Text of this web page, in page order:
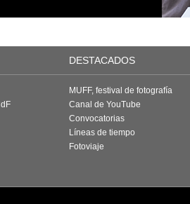
DESTACADOS
MUFF, festival de fotografía
Canal de YouTube
Convocatorias
Líneas de tiempo
Fotoviaje